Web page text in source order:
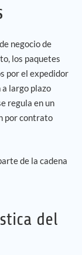
negocio de
los paquetes
por el expedidor
a largo plazo
regula en un
por contrato
de la cadena
del